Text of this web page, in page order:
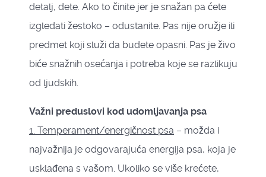
detalj, dete. Ako to činite jer je snažan pa ćete
izgledati žestoko – odustanite. Pas nije oružje ili
predmet koji služi da budete opasni. Pas je živo
biće snažnih osećanja i potreba koje se razlikuju
od ljudskih.
Važni preduslovi kod udomljavanja psa
1. Temperament/energičnost psa – možda i
najvažnija je odgovarajuća energija psa, koja je
usklađena s vašom. Ukoliko se više krećete,